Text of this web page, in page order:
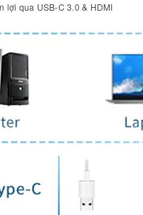
lợi qua USB-C 3.0 & HDMI